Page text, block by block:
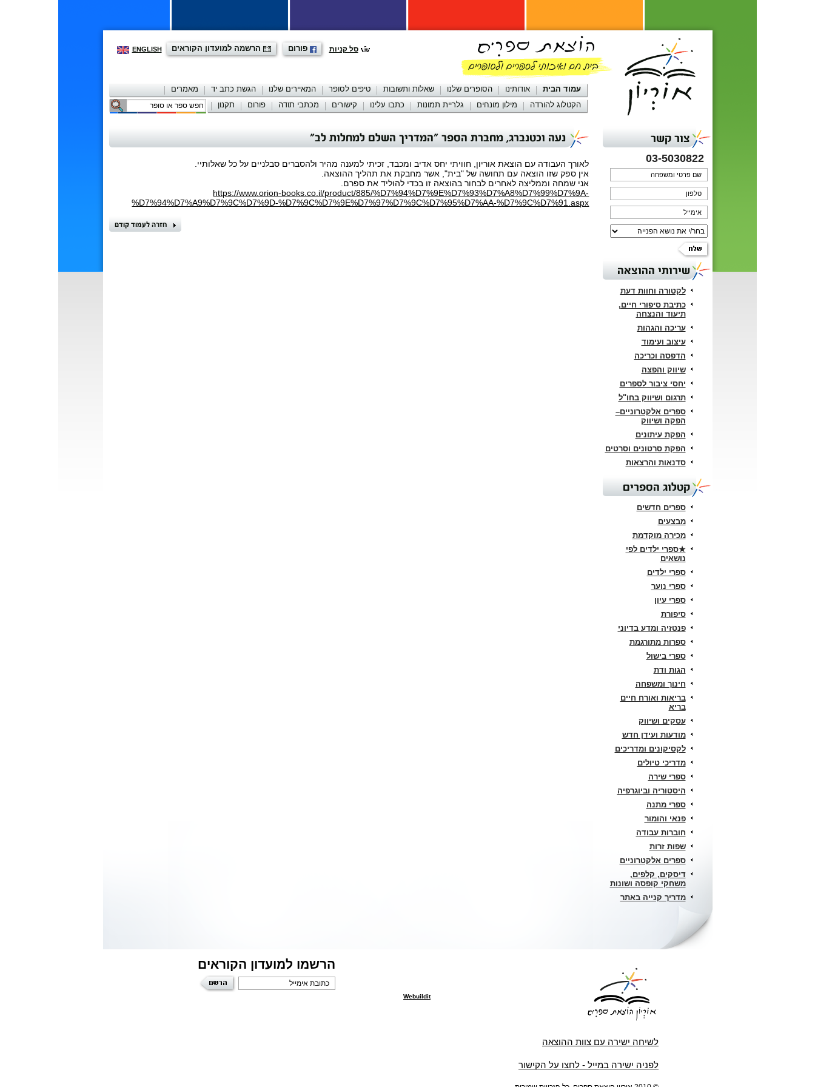
ENGLISH הרשמה למועדון הקוראים פורום סל קניות
עמוד הבית אודותינו הסופרים שלנו שאלות ותשובות טיפים לסופר המאיירים שלנו הגשת כתב יד
מאמרים
הקטלוג להורדה
מילון מונחים גלריית תמונות כתבו עלינו קישורים מכתבי תודה פורום תקנון יצירת קשר
צור קשר
03-5030822
שירותי ההוצאה
לקטורה וחוות דעת
כתיבת סיפורי חיים,
תיעוד והנצחה
עריכה והגהות
עיצוב ועימוד
הדפסה וכריכה
שיווק והפצה
יחסי ציבור לספרים
תרגום ושיווק בחו"ל
ספרים אלקטרוניים–
הפקה ושיווק
הפקת עיתונים
הפקת סרטונים וסרטים
סדנאות והרצאות
קטלוג הספרים
ספרים חדשים
מבצעים
מכירה מוקדמת
★ספרי ילדים לפי
נושאים
ספרי ילדים
ספרי נוער
ספרי עיון
סיפורת
פנטזיה ומדע בדיוני
ספרות מתורגמת
ספרי בישול
הגות ודת
חינוך ומשפחה
בריאות ואורח חיים
בריא
עסקים ושיווק
מודעות ועידן חדש
לקסיקונים ומדריכים
מדריכי טיולים
ספרי שירה
היסטוריה וביוגרפיה
ספרי מתנה
פנאי והומור
חוברות עבודה
שפות זרות
ספרים אלקטרוניים
דיסקים, קלפים,
משחקי קופסה ושונות
מדריך קנייה באתר
נעה וכטנברג, מחברת הספר "המדריך השלם למחלות לב"
לאורך העבודה עם הוצאת אוריון, חוויתי יחס אדיב ומכבד, זכיתי למענה מהיר ולהסברים סבלניים על כל שאלותיי.
אין ספק שזו הוצאה עם תחושה של "בית", אשר מחבקת את תהליך ההוצאה.
אני שמחה וממליצה לאחרים לבחור בהוצאה זו בכדי להוליד את ספרם.
https://www.orion-books.co.il/product/885/%D7%94%D7%9E%D7%93%D7%A8%D7%99%D7%9A-
%D7%94%D7%A9%D7%9C%D7%9D-%D7%9C%D7%9E%D7%97%D7%9C%D7%95%D7%AA-%D7%9C%D7%91.aspx
הרשמו למועדון הקוראים
לשיחה ישירה עם צוות ההוצאה
לפניה ישירה במייל - לחצו על הקישור
Webuildit